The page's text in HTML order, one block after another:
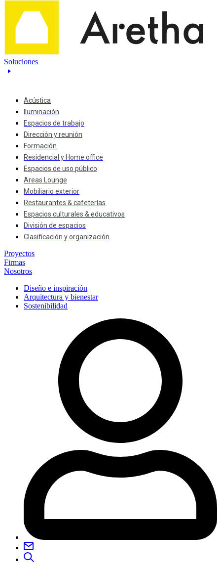
Soluciones
Acústica
Iluminación
Espacios de trabajo
Dirección y reunión
Formación
Residencial y Home office
Espacios de uso público
Areas Lounge
Mobiliario exterior
Restaurantes & cafeterías
Espacios culturales & educativos
División de espacios
Clasificación y organización
Proyectos
Firmas
Nosotros
Diseño e inspiración
Arquitectura y bienestar
Sostenibilidad